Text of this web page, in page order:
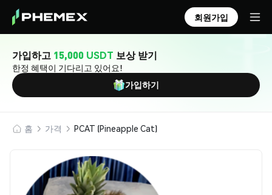
회원가입
가입하고 15,000 USDT 보상 받기
한정 혜택이 기다리고 있어요!
가입하기
홈 가격 PCAT (Pineapple Cat)